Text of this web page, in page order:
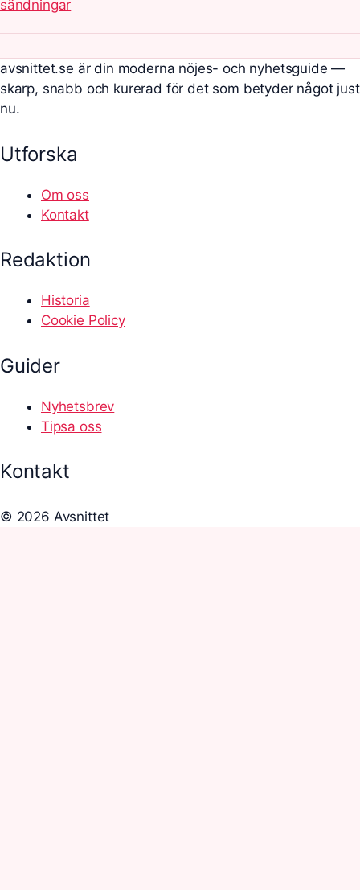
sändningar
avsnittet.se är din moderna nöjes- och nyhetsguide —
skarp, snabb och kurerad för det som betyder något just
nu.
Utforska
Om oss
Kontakt
Redaktion
Historia
Cookie Policy
Guider
Nyhetsbrev
Tipsa oss
Kontakt
© 2026 Avsnittet